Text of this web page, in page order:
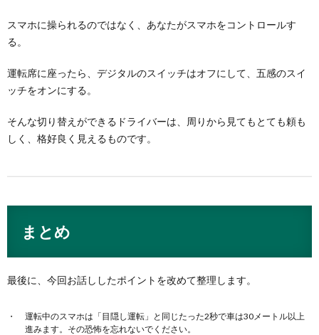
スマホに操られるのではなく、あなたがスマホをコントロールす
る。
運転席に座ったら、デジタルのスイッチはオフにして、五感のスイ
ッチをオンにする。
そんな切り替えができるドライバーは、周りから見てもとても頼も
しく、格好良く見えるものです。
まとめ
最後に、今回お話ししたポイントを改めて整理します。
運転中のスマホは「目隠し運転」と同じたった2秒で車は30メートル以上
進みます。その恐怖を忘れないでください。